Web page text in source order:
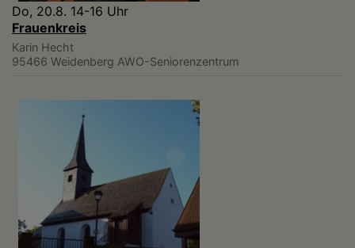
Do, 20.8. 14-16 Uhr
Frauenkreis
Karin Hecht
95466 Weidenberg AWO-Seniorenzentrum